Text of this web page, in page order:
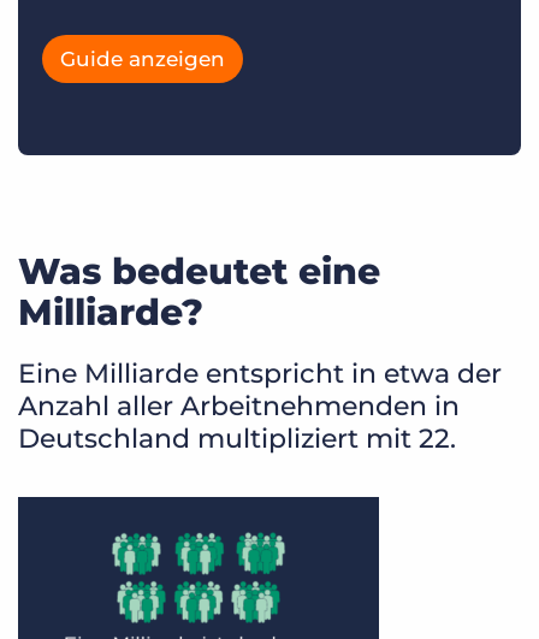
Guide anzeigen
Was bedeutet eine
Milliarde?
Eine Milliarde entspricht in etwa der
Anzahl aller Arbeitnehmenden in
Deutschland multipliziert mit 22.